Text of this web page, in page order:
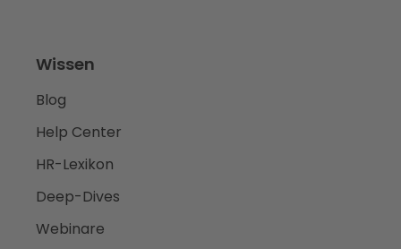
Wissen
Blog
Help Center
HR-Lexikon
Deep-Dives
Webinare